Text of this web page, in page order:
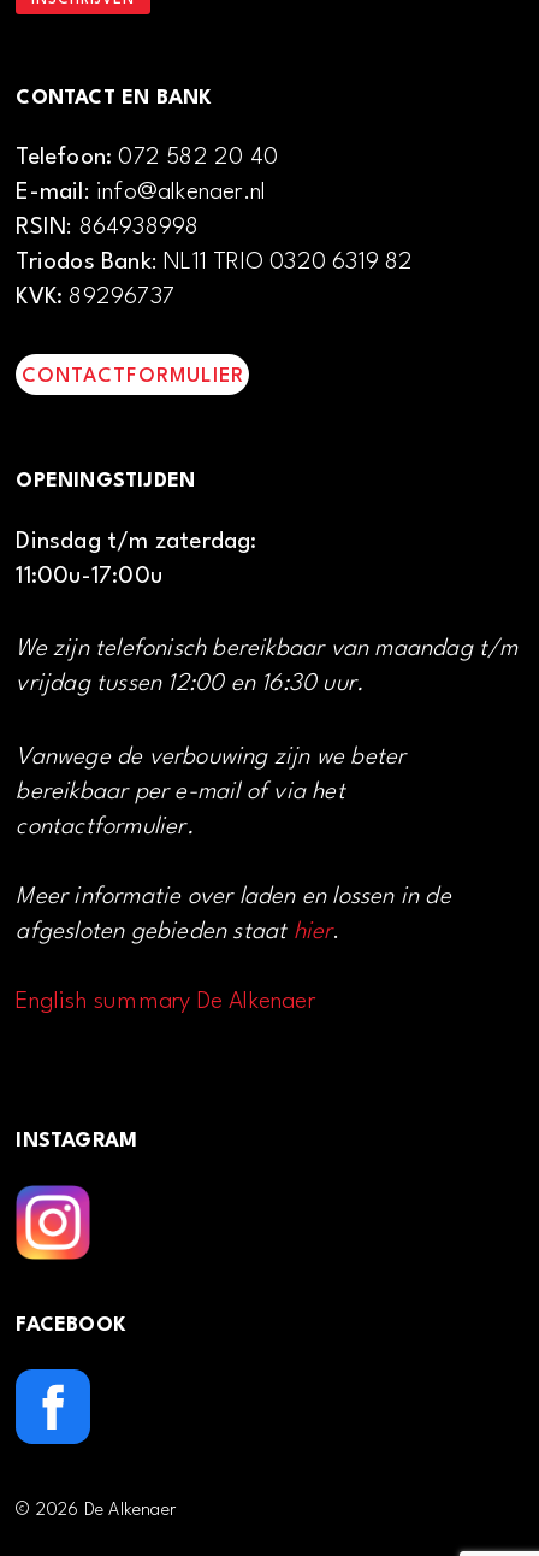
CONTACT EN BANK
Telefoon:072 582 20 40
E-mail: info@alkenaer.nl
RSIN: 864938998
Triodos Bank: NL11 TRIO 0320 6319 82
KVK: 89296737
CONTACTFORMULIER
OPENINGSTIJDEN
Dinsdag t/m zaterdag:
11:00u-17:00u
We zijn telefonisch bereikbaar van maandag t/m
vrijdag tussen 12:00 en 16:30 uur.
Vanwege de verbouwing zijn we beter
bereikbaar per e-mail of via het
contactformulier.
Meer informatie over laden en lossen in de
afgesloten gebieden staat hier.
English summary De Alkenaer
INSTAGRAM
FACEBOOK
© 2026 De Alkenaer